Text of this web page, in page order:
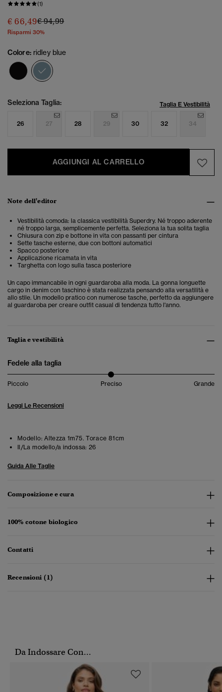
(1)
€ 66,49Prezzo ridotto da
€ 94,99a
Risparmi 30%
Colore: ridley blue
Seleziona Taglia: Taglia E Vestibilità
26 27 28 29 30 32 34
AGGIUNGI AL CARRELLO
Note dell'editor
Vestibilità comoda: la classica vestibilità Superdry. Né troppo aderente
né troppo larga, semplicemente perfetta. Seleziona la tua solita taglia
Chiusura con zip e bottone in vita con passanti per cintura
Sette tasche esterne, due con bottoni automatici
Spacco posteriore
Applicazione ricamata in vita
Targhetta con logo sulla tasca posteriore
Un capo immancabile in ogni guardaroba alla moda. La gonna longuette
cargo in denim con taschino è stata realizzata pensando alla versatilità e
allo stile. Un modello pratico con numerose tasche, perfetto da aggiungere
al guardaroba per creare outfit casual di tendenza tutto l'anno.
Taglia e vestibilità
Fedele alla taglia
Piccolo Preciso Grande
Leggi Le Recensioni
Modello: Altezza 1m75. Torace 81cm
Il/La modello/a indossa: 26
Guida Alle Taglie
Composizione e cura
100% cotone biologico
Contatti
Recensioni (1)
Da Indossare Con...